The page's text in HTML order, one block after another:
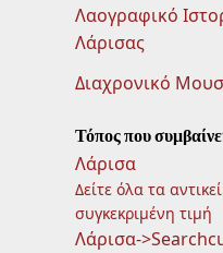
Λαογραφικό
Λάρισας
Διαχρονικό
Τόπος που
Λάρισα
Δείτε όλα τα
συγκεκριμένη τιμή
Λάρισα-